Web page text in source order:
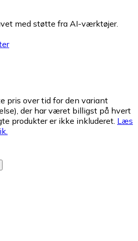
med støtte fra AI-værktøjer.
pris over tid for den variant
der har været billigst på hvert
produkter er ikke inkluderet. Læs